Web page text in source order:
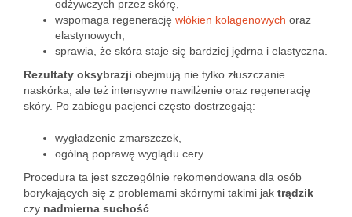
odżywczych przez skórę,
wspomaga regenerację włókien kolagenowych oraz
elastynowych,
sprawia, że skóra staje się bardziej jędrna i elastyczna.
Rezultaty oksybrazji obejmują nie tylko złuszczanie
naskórka, ale też intensywne nawilżenie oraz regenerację
skóry. Po zabiegu pacjenci często dostrzegają:
wygładzenie zmarszczek,
ogólną poprawę wyglądu cery.
Procedura ta jest szczególnie rekomendowana dla osób
borykających się z problemami skórnymi takimi jak trądzik
czy nadmierna suchość